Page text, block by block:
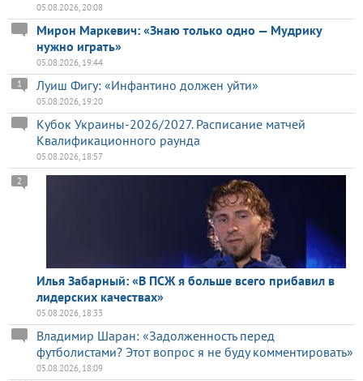
05.08.2026, 20:08
Мирон Маркевич: «Знаю только одно — Мудрику
нужно играть»
05.08.2026, 19:44
Луиш Фигу: «Инфантино должен уйти»
1
05.08.2026, 19:20
Кубок Украины-2026/2027. Расписание матчей
Квалификационного раунда
05.08.2026, 18:57
Илья Забарный: «В ПСЖ я больше всего прибавил в
лидерских качествах»
2
05.08.2026, 18:33
Владимир Шаран: «Задолженность перед
футболистами? Этот вопрос я не буду комментировать»
05.08.2026, 18:09